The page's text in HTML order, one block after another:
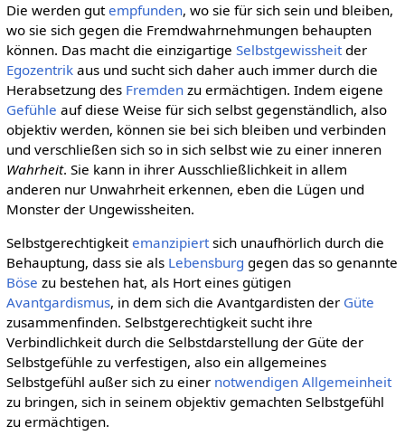
Die werden gutempfunden, wo sie für sich sein und bleiben,
wo sie sich gegen die Fremdwahrnehmungen behaupten
können. Das macht die einzigartige Selbstgewissheitder
Egozentrikaus und sucht sich daher auch immer durch die
Herabsetzung des Fremdenzu ermächtigen. Indem eigene
Gefühle auf diese Weise für sich selbst gegenständlich, also
objektiv werden, können sie bei sich bleiben und verbinden
und verschließen sich so in sich selbst wie zu einer inneren
Wahrheit. Sie kann in ihrer Ausschließlichkeit in allem
anderen nur Unwahrheit erkennen, eben die Lügen und
Monster der Ungewissheiten.
Selbstgerechtigkeitemanzipiertsich unaufhörlich durch die
Behauptung, dass sie als Lebensburg gegen das so genannte
Böse zu bestehen hat, als Hort eines gütigen
Avantgardismus, in dem sich die Avantgardisten der Güte
zusammenfinden. Selbstgerechtigkeit sucht ihre
Verbindlichkeit durch die Selbstdarstellung der Güte der
Selbstgefühle zu verfestigen, also ein allgemeines
Selbstgefühl außer sich zu einer notwendigen Allgemeinheit
zu bringen, sich in seinem objektiv gemachten Selbstgefühl
zu ermächtigen.